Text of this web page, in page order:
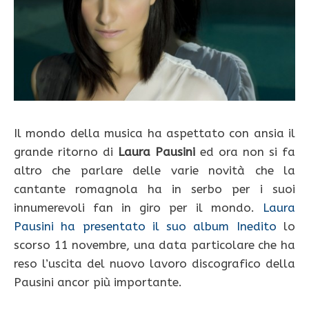
Il mondo della musica ha aspettato con ansia il
grande ritorno di Laura Pausini ed ora non si fa
altro che parlare delle varie novità che la
cantante romagnola ha in serbo per i suoi
innumerevoli fan in giro per il mondo. Laura
Pausini ha presentato il suo album Inedito lo
scorso 11 novembre, una data particolare che ha
reso l’uscita del nuovo lavoro discografico della
Pausini ancor più importante.